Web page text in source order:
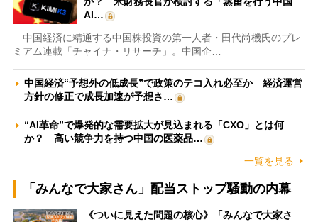
AI…
中国経済に精通する中国株投資の第一人者・田代尚機氏のプレ
ミアム連載「チャイナ・リサーチ」。中国企…
中国経済“予想外の低成長”で政策のテコ入れ必至か 経済運営
方針の修正で成長加速が予想さ…
“AI革命”で爆発的な需要拡大が見込まれる「CXO」とは何
か？ 高い競争力を持つ中国の医薬品…
一覧を見る
「みんなで大家さん」配当ストップ騒動の内幕
《ついに見えた問題の核心》「みんなで大家さ